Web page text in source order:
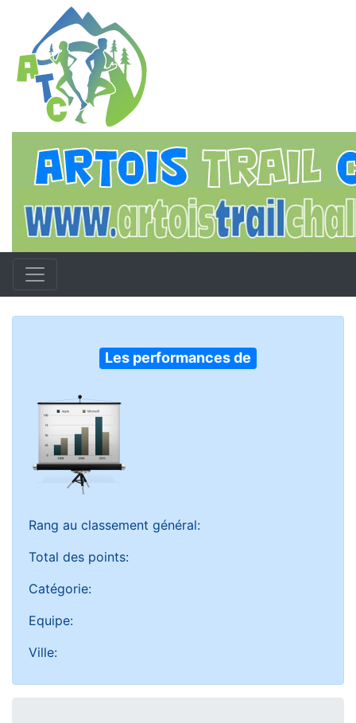
Les performances de
Rang au classement général:
Total des points:
Catégorie:
Equipe:
Ville: